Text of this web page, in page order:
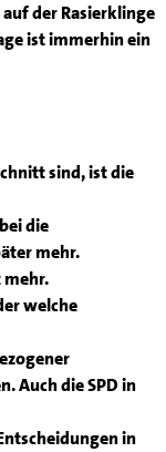
der Rasierklinge
ist immerhin ein
sind, ist die
die
mehr.
mehr.
welche
Auch die SPD in
in